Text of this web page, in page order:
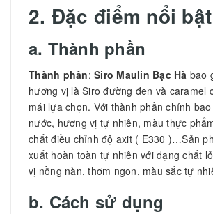
2. Đặc điểm nổi bật
a. Thành phần
Thành phần: Siro Maulin Bạc Hà bao
hương vị là Siro đường đen và caramel
mái lựa chọn. Với thành phần chính
nước, hương vị tự nhiên, màu thực
chất điều chỉnh độ axit ( E330 )…Sản
xuất hoàn toàn tự nhiên với dạng chất
vị nồng nàn, thơm ngon, màu sắc tự
b. Cách sử dụng